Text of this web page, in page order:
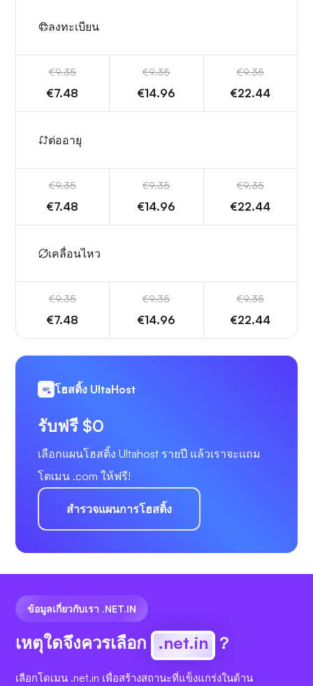
ลงทะเบียน
€9.35
€7.48
€9.35
€14.96
€9.35
€22.44
ต่ออายุ
€9.35
€7.48
€9.35
€14.96
€9.35
€22.44
เคลื่อนไหว
€9.35
€7.48
€9.35
€14.96
€9.35
€22.44
โฮสติ้ง UltaHost
รับฟรี $0
เลือกแผนโฮสติ้ง Ultahost รายปี แล้วเราจะแถม
โดเมน .com ให้ฟรี!
สำรวจแผนการโฮสติ้ง
ข้อมูลเกี่ยวกับเรา .NET.IN
เหตุใดจึงควรเลือก .net.in ?
เลือกโดเมน .net.in เพื่อสร้างสถานะที่แข็งแกร่งในด้าน